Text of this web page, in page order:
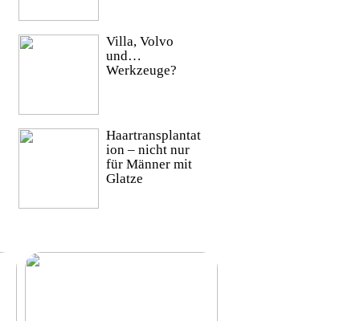
Villa, Volvo
und…
Werkzeuge?
Haartransplantat
ion – nicht nur
für Männer mit
Glatze